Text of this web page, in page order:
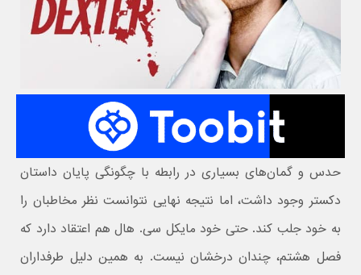
حدس و گمان‌های بسیاری در رابطه با چگونگی پایان داستان
دکستر وجود داشت، اما نتیجه نهایی نتوانست نظر مخاطبان را
به خود جلب کند. حتی خود مایکل سی. هال هم اعتقاد دارد که
فصل هشتم، چندان درخشان نیست. به همین دلیل طرفداران